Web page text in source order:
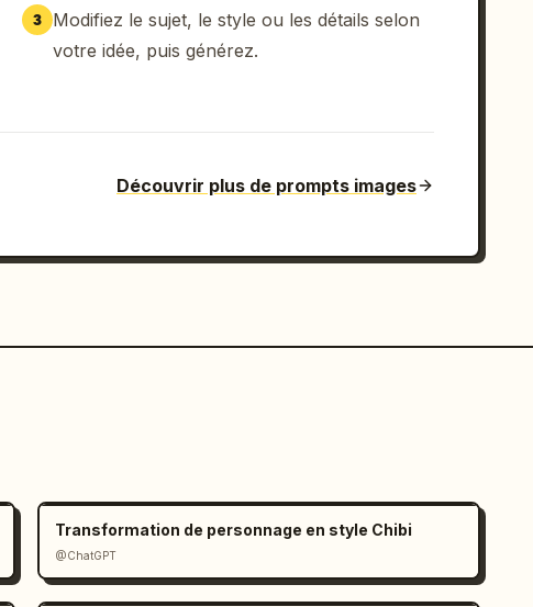
3
Modifiez le sujet, le style ou les détails selon
votre idée, puis générez.
Découvrir plus de prompts images
Transformation de personnage en style Chibi
@ChatGPT